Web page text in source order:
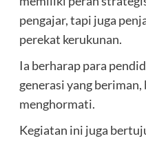
pengajar, tapi juga
perekat kerukunan.
Ia berharap para
generasi yang
menghormati.
Kegiatan ini juga